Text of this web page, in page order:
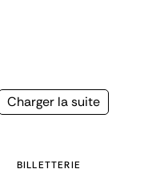
Page
Charger la suite
BILLETTERIE